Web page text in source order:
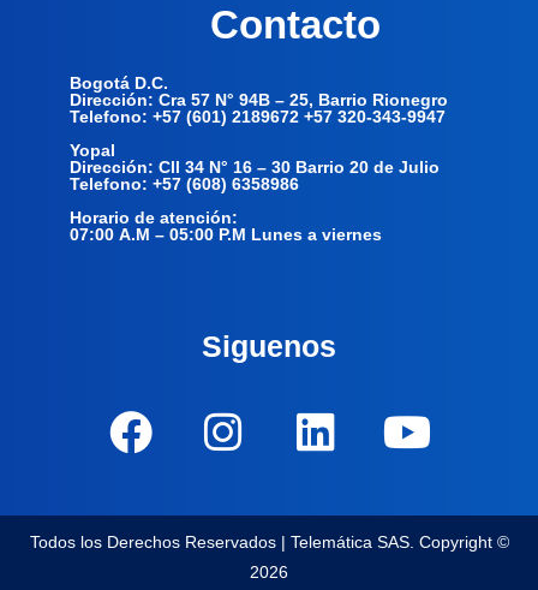
Contacto
Bogotá D.C.
Dirección: Cra 57 N° 94B – 25, Barrio Rionegro
Telefono: +57 (601) 2189672 +57 320-343-9947
Yopal
Dirección: Cll 34 N° 16 – 30 Barrio 20 de Julio
Telefono: +57 (608) 6358986
Horario de atención:
07:00 A.M – 05:00 P.M Lunes a viernes
Siguenos
F
a
e
I
n
t
L
i
k
Y
o
t
Todos los Derechos Reservados | Telemática SAS. Copyright ©
2026